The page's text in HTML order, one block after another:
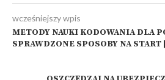
wcześniejszy wpis
METODY NAUKI KODOWANIA DLA
SPRAWDZONE SPOSOBY NA START